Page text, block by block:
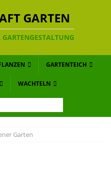
GARTEN
GARTENTEICH
WACHTELN
Garten